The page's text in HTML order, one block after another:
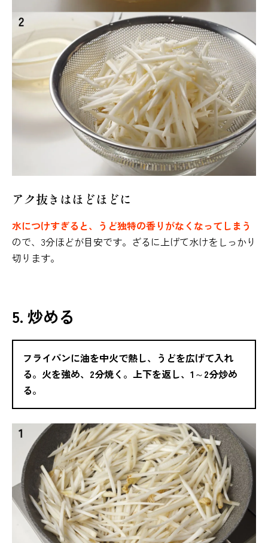
アク抜きはほどほどに
水につけすぎると、うど独特の香りがなくなってしまう
ので、3分ほどが目安です。ざるに上げて水けをしっかり
切ります。
5. 炒める
フライパンに油を中火で熱し、うどを広げて入れ
る。火を強め、2分焼く。上下を返し、1～2分炒め
る。